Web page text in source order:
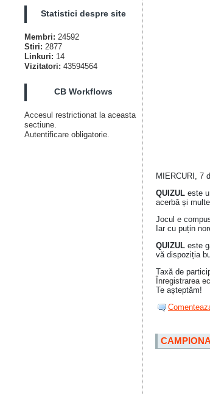
Statistici despre site
Membri: 24592
Stiri: 2877
Linkuri: 14
Vizitatori: 43594564
CB Workflows
Accesul restrictionat la aceasta
sectiune.
Autentificare obligatorie.
MIERCURI, 7
QUIZUL este
acerbă și
Jocul e
Iar cu puțin
QUIZUL este
vă dispoziția
Taxă de
Înregistrarea
Te așteptăm!